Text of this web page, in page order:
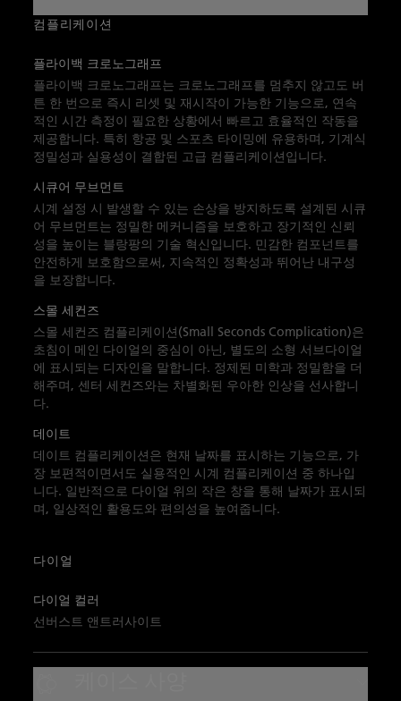
확성과 기술적 우수성을 구현합니다.
컴플리케이션
플라이백 크로노그래프
플라이백 크로노그래프는 크로노그래프를 멈추지 않고도 버
튼 한 번으로 즉시 리셋 및 재시작이 가능한 기능으로, 연속
적인 시간 측정이 필요한 상황에서 빠르고 효율적인 작동을
제공합니다. 특히 항공 및 스포츠 타이밍에 유용하며, 기계식
정밀성과 실용성이 결합된 고급 컴플리케이션입니다.
시큐어 무브먼트
시계 설정 시 발생할 수 있는 손상을 방지하도록 설계된 시큐
어 무브먼트는 정밀한 메커니즘을 보호하고 장기적인 신뢰
성을 높이는 블랑팡의 기술 혁신입니다. 민감한 컴포넌트를
안전하게 보호함으로써, 지속적인 정확성과 뛰어난 내구성
을 보장합니다.
스몰 세컨즈
스몰 세컨즈 컴플리케이션(Small Seconds Complication)은
초침이 메인 다이얼의 중심이 아닌, 별도의 소형 서브다이얼
에 표시되는 디자인을 말합니다. 정제된 미학과 정밀함을 더
해주며, 센터 세컨즈와는 차별화된 우아한 인상을 선사합니
다.
데이트
데이트 컴플리케이션은 현재 날짜를 표시하는 기능으로, 가
장 보편적이면서도 실용적인 시계 컴플리케이션 중 하나입
니다. 일반적으로 다이얼 위의 작은 창을 통해 날짜가 표시되
며, 일상적인 활용도와 편의성을 높여줍니다.
다이얼
다이얼 컬러
선버스트 앤트러사이트